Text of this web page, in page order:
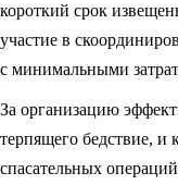
короткий срок
участие в
с минимальными
За организацию
терпящего бедствие, и
спасательных